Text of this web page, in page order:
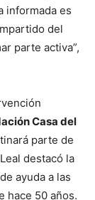
informada es
del
parte activa”,
Casa del
parte de
destacó la
ayuda a las
hace 50 años.